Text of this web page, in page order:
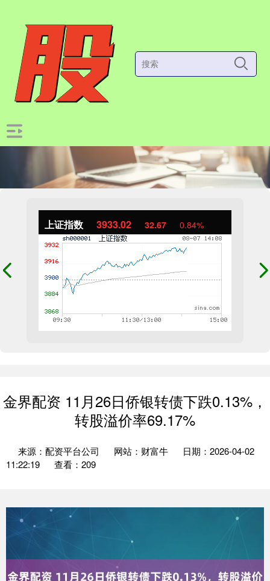
上证指数 3933.02 32.67 0.84%
金界配资 11月26日侨银转债下跌0.13%，
转股溢价率69.17%
来源：配资平台公司 网站：财富牛
日期：2026-04-02
11:22:19
查看：209